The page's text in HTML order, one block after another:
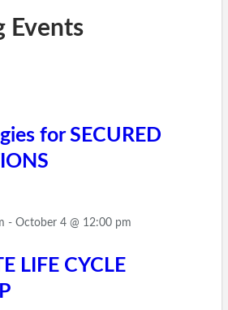
Events
for SECURED
- October 4 @ 12:00 pm
LIFE CYCLE